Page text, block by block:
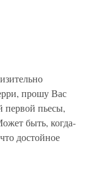
прошу Вас
первой пьесы,
быть, когда-
достойное